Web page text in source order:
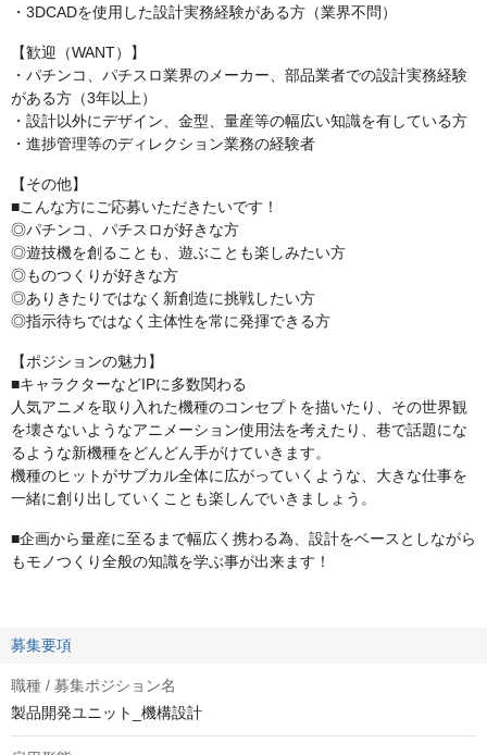
・3DCADを使用した設計実務経験がある方（業界不問）
【歓迎（WANT）】
・パチンコ、パチスロ業界のメーカー、部品業者での設計実務経験
がある方（3年以上）
・設計以外にデザイン、金型、量産等の幅広い知識を有している方
・進捗管理等のディレクション業務の経験者
【その他】
■こんな方にご応募いただきたいです！
◎パチンコ、パチスロが好きな方
◎遊技機を創ることも、遊ぶことも楽しみたい方
◎ものつくりが好きな方
◎ありきたりではなく新創造に挑戦したい方
◎指示待ちではなく主体性を常に発揮できる方
【ポジションの魅力】
■キャラクターなどIPに多数関わる
人気アニメを取り入れた機種のコンセプトを描いたり、その世界観
を壊さないようなアニメーション使用法を考えたり、巷で話題にな
るような新機種をどんどん手がけていきます。
機種のヒットがサブカル全体に広がっていくような、大きな仕事を
一緒に創り出していくことも楽しんでいきましょう。
■企画から量産に至るまで幅広く携わる為、設計をベースとしながら
もモノつくり全般の知識を学ぶ事が出来ます！
募集要項
職種 / 募集ポジション名
製品開発ユニット_機構設計